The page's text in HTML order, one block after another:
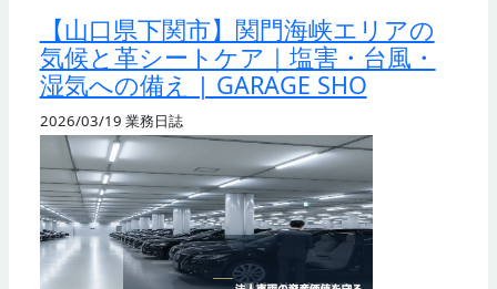
【山口県下関市】関門海峡エリアの
気候と革シートケア｜塩害・台風・
湿気への備え | GARAGE SHO
2026/03/19 業務日誌